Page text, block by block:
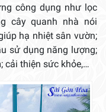
công dụng như lọc
cây quanh nhà nói
hạ nhiệt sân vườn;
sử dụng năng lượng;
cải thiện sức khỏe,…